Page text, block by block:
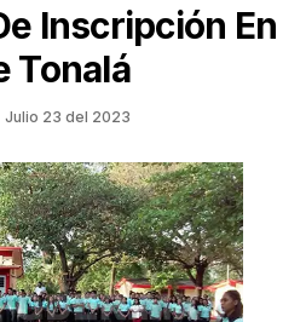
Inscripción En
Tonalá
Julio 23 del 2023